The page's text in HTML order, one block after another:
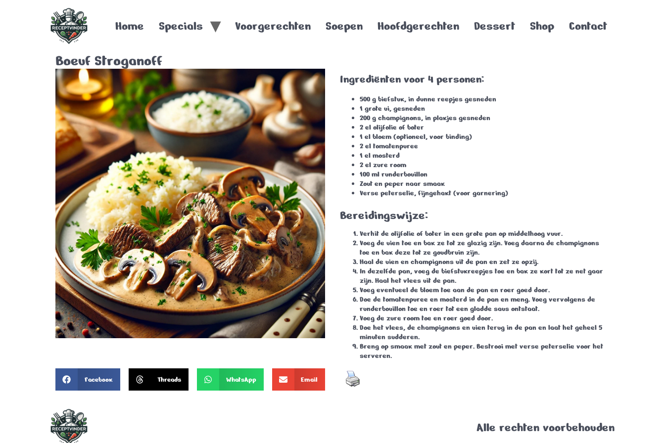
Home Specials Voorgerechten Soepen Hoofdgerechten Dessert Shop Contact
Boeuf Stroganoff
Ingrediënten voor 4 personen:
500 g biefstuk, in dunne reepjes gesneden
1 grote ui, gesneden
200 g champignons, in plakjes gesneden
2 el olijfolie of boter
1 el bloem (optioneel, voor binding)
2 el tomatenpuree
1 el mosterd
2 el zure room
100 ml runderbouillon
Zout en peper naar smaak
Verse peterselie, fijngehakt (voor garnering)
Bereidingswijze:
Verhit de olijfolie of boter in een grote pan op middelhoog vuur.
Voeg de uien toe en bak ze tot ze glazig zijn. Voeg daarna de champignons
toe en bak deze tot ze goudbruin zijn.
Haal de uien en champignons uit de pan en zet ze opzij.
In dezelfde pan, voeg de biefstukreepjes toe en bak ze kort tot ze net gaar
zijn. Haal het vlees uit de pan.
Voeg eventueel de bloem toe aan de pan en roer goed door.
Doe de tomatenpuree en mosterd in de pan en meng. Voeg vervolgens de
runderbouillon toe en roer tot een gladde saus ontstaat.
Voeg de zure room toe en roer goed door.
Doe het vlees, de champignons en uien terug in de pan en laat het geheel 5
minuten sudderen.
Breng op smaak met zout en peper. Bestrooi met verse peterselie voor het
serveren.
Facebook Threads WhatsApp Email
Alle rechten voorbehouden